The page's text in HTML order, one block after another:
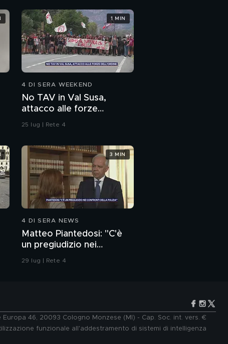
4 DI SERA WEEKEND
No TAV in Val Susa,
attacco alle forze
dell'ordine
25 lug | Rete 4
1 MIN
4 DI SERA NEWS
Matteo Piantedosi: "C'è
un pregiudizio nei
confronti della polizia"
29 lug | Rete 4
3 MIN
46, 20093 Cologno Monzese (MI) - Cap. Soc. int. vers. €
funzionale all'addestramento di sistemi di intelligenza